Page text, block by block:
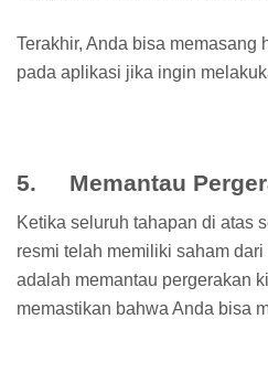
Terakhir, Anda bisa memasang
pada aplikasi jika ingin
5. Memantau
Ketika seluruh tahapan di atas
resmi telah memiliki saham
adalah memantau pergerakan
memastikan bahwa Anda bisa